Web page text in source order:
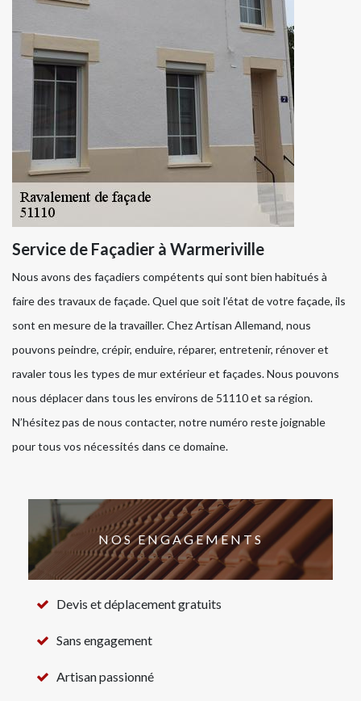
Service de Façadier à Warmeriville
Nous avons des façadiers compétents qui sont bien habitués à
faire des travaux de façade. Quel que soit l’état de votre façade, ils
sont en mesure de la travailler. Chez Artisan Allemand, nous
pouvons peindre, crépir, enduire, réparer, entretenir, rénover et
ravaler tous les types de mur extérieur et façades. Nous pouvons
nous déplacer dans tous les environs de 51110 et sa région.
N’hésitez pas de nous contacter, notre numéro reste joignable
pour tous vos nécessités dans ce domaine.
NOS ENGAGEMENTS
Devis et déplacement gratuits
Sans engagement
Artisan passionné